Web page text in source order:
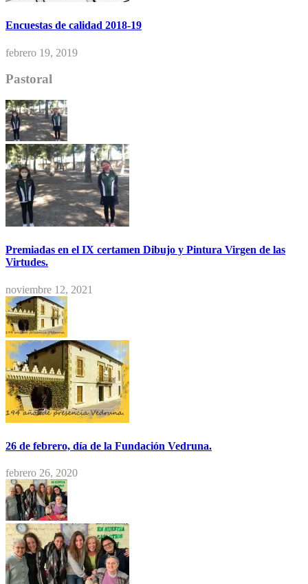
Encuestas de calidad 2018-19
febrero 19, 2019
Pastoral
Premiadas en el IX certamen Dibujo y Pintura Virgen de las
Virtudes.
noviembre 12, 2021
26 de febrero, día de la Fundación Vedruna.
febrero 26, 2020